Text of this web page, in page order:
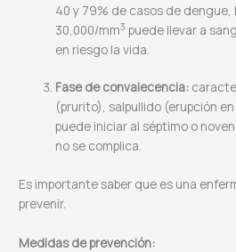
40 y 79% de casos de
30,000/mm3 puede llevar a
en riesgo la vida.
Fase de convalecencia:
(prurito), salpullido (erupción
puede iniciar al séptimo o
no se complica.
Es importante saber que es una
prevenir.
Medidas de prevención: